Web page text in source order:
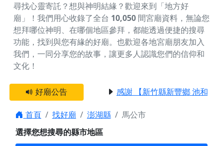
尋找心靈寄託？想與神明結緣？歡迎來到「地方好
廟」！我們用心收錄了全台 10,050 間宮廟資料，無論您
想拜哪位神明、在哪個地區參拜，都能透過便捷的搜尋
功能，找到與您有緣的好廟。 也歡迎各地宮廟朋友加入
我們，一同分享您的故事，讓更多人認識您們的信仰和
文化！
好廟公告 感謝 【新竹縣新豐鄉 池和宮】
首頁 找好廟 澎湖縣
馬公市
選擇您想搜尋的縣市地區